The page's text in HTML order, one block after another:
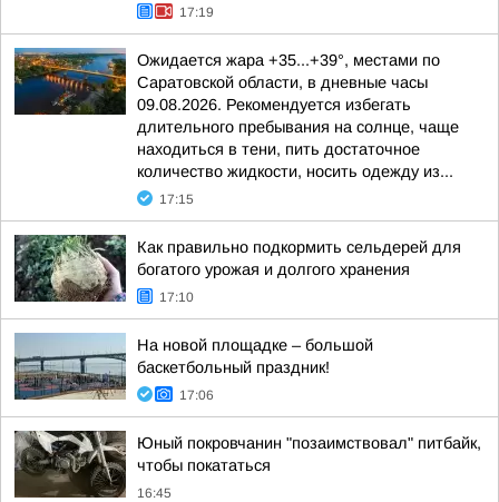
17:19
Ожидается жара +35...+39°, местами по
Саратовской области, в дневные часы
09.08.2026. Рекомендуется избегать
длительного пребывания на солнце, чаще
находиться в тени, пить достаточное
количество жидкости, носить одежду из...
17:15
Как правильно подкормить сельдерей для
богатого урожая и долгого хранения
17:10
На новой площадке – большой
баскетбольный праздник!
17:06
Юный покровчанин "позаимствовал" питбайк,
чтобы покататься
16:45